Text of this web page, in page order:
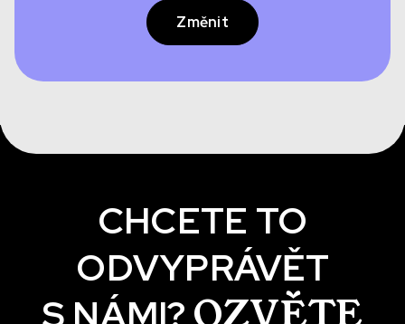
Změnit
CHCETE TO
ODVYPRÁVĚT